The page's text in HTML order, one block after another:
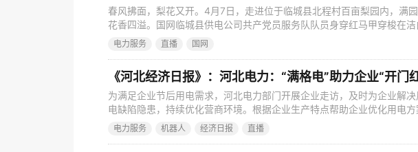
春风拂面，梨花又开。4月7日，走进位于临城县北程村百亩梨园内，满园
花香四溢。国网临城县供电公司共产党员服务队队员身穿红马甲穿梭在洁
园线路设备进行巡视，护航梨园灌溉用电安全可靠。 北程村是临城县最
电力服务 直播 国网
《河北经济日报》：河北电力：“满格电”助力企业“开门
为满足企业节后用电需求，河北电力部门开展企业走访，及时为企业解
电缺陷隐患，持续优化营商环境。根据企业生产特点帮助企业优化用电
本。同时，为企业提供“电力+金融”服务，解决企业融资困难。 2月28日
电力服务 机器人 经济日报 直播